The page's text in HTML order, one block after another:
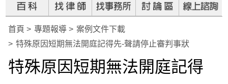
首頁 專題報導
案例文件下載
特殊原因短期無法開庭記得先-聲請停止審判事狀
特殊原因短期無法開庭記得